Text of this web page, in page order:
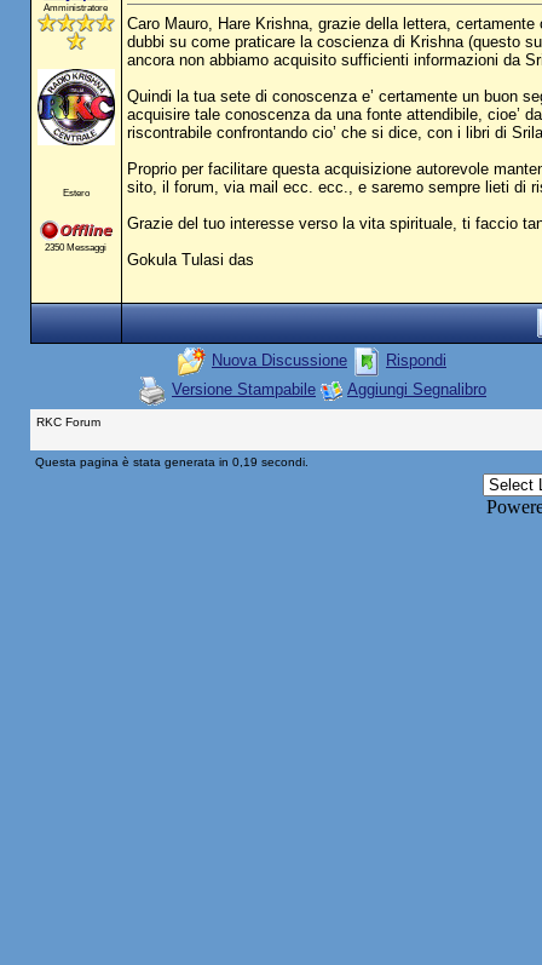
Amministratore
Estero
2350 Messaggi
Caro Mauro, Hare Krishna, grazie della lettera,
dubbi su come praticare la coscienza di Krishna (questo
ancora non abbiamo acquisito sufficienti informazioni da
Quindi la tua sete di conoscenza e’ certamente un buon
acquisire tale conoscenza da una fonte attendibile, cioe’
riscontrabile confrontando cio’ che si dice, con i libri di
Proprio per facilitare questa acquisizione autorevole
sito, il forum, via mail ecc. ecc., e saremo sempre lieti di
Grazie del tuo interesse verso la vita spirituale, ti faccio
Gokula Tulasi das
Nuova Discussione
Rispondi
Versione Stampabile
Aggiungi Segnalibro
RKC Forum
Questa pagina è stata generata in 0,19 secondi.